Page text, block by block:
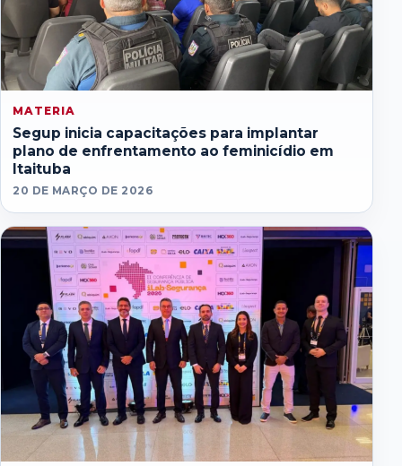
MATERIA
Segup inicia capacitações para implantar
plano de enfrentamento ao feminicídio em
Itaituba
20 DE MARÇO DE 2026